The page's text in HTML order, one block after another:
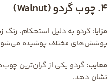
4. چوب گردو (Walnut)
مزایا: گردو به دلیل استحکام، رنگ
پوشش‌های مختلف پوشیده
معایب: گردو یکی از گران‌ترین
نشان دهد.